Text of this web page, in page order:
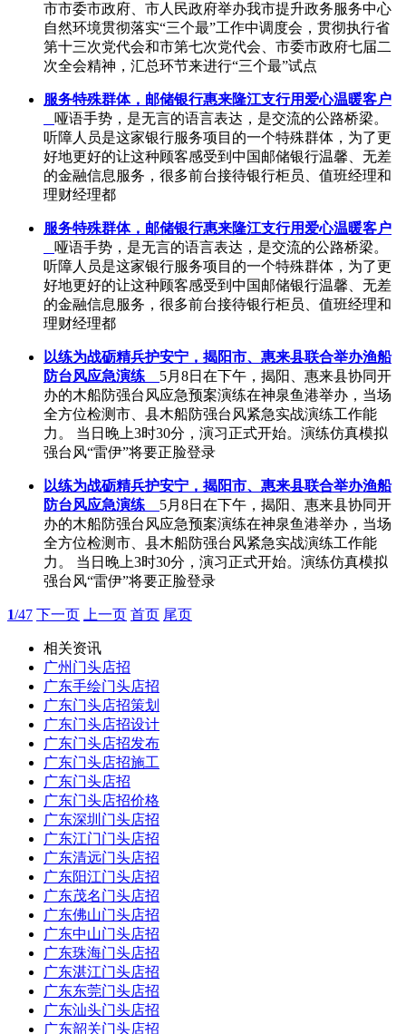
市市委市政府、市人民政府举办我市提升政务服务中心
自然环境贯彻落实“三个最”工作中调度会，贯彻执行省
第十三次党代会和市第七次党代会、市委市政府七届二
次全会精神，汇总环节来进行“三个最”试点
服务特殊群体，邮储银行惠来隆江支行用爱心温暖客户
哑语手势，是无言的语言表达，是交流的公路桥梁。
听障人员是这家银行服务项目的一个特殊群体，为了更
好地更好的让这种顾客感受到中国邮储银行温馨、无差
的金融信息服务，很多前台接待银行柜员、值班经理和
理财经理都
服务特殊群体，邮储银行惠来隆江支行用爱心温暖客户
哑语手势，是无言的语言表达，是交流的公路桥梁。
听障人员是这家银行服务项目的一个特殊群体，为了更
好地更好的让这种顾客感受到中国邮储银行温馨、无差
的金融信息服务，很多前台接待银行柜员、值班经理和
理财经理都
以练为战砺精兵护安宁，揭阳市、惠来县联合举办渔船
防台风应急演练
5月8日在下午，揭阳、惠来县协同开
办的木船防强台风应急预案演练在神泉鱼港举办，当场
全方位检测市、县木船防强台风紧急实战演练工作能
力。 当日晚上3时30分，演习正式开始。演练仿真模拟
强台风“雷伊”将要正脸登录
以练为战砺精兵护安宁，揭阳市、惠来县联合举办渔船
防台风应急演练
5月8日在下午，揭阳、惠来县协同开
办的木船防强台风应急预案演练在神泉鱼港举办，当场
全方位检测市、县木船防强台风紧急实战演练工作能
力。 当日晚上3时30分，演习正式开始。演练仿真模拟
强台风“雷伊”将要正脸登录
1/47 下一页 上一页 首页 尾页
相关资讯
广州门头店招
广东手绘门头店招
广东门头店招策划
广东门头店招设计
广东门头店招发布
广东门头店招施工
广东门头店招
广东门头店招价格
广东深圳门头店招
广东江门门头店招
广东清远门头店招
广东阳江门头店招
广东茂名门头店招
广东佛山门头店招
广东中山门头店招
广东珠海门头店招
广东湛江门头店招
广东东莞门头店招
广东汕头门头店招
广东韶关门头店招